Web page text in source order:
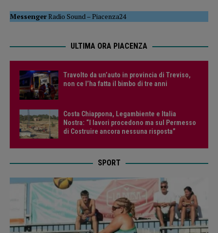
MessengerRadio Sound–Piacenza24
ULTIMA ORA PIACENZA
Travolto da un’auto in provincia di Treviso,
non ce l’ha fatta il bimbo di tre anni
Costa Chiappona, Legambiente e Italia
Nostra: “I lavori procedono ma sul Permesso
di Costruire ancora nessuna risposta”
SPORT